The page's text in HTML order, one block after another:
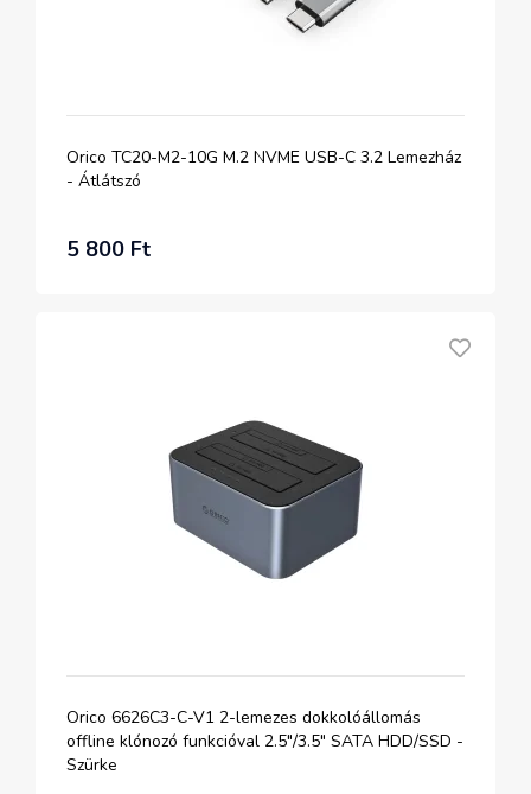
Orico TC20-M2-10G M.2 NVME USB-C 3.2 Lemezház
- Átlátszó
5 800 Ft
Orico 6626C3-C-V1 2-lemezes dokkolóállomás
offline klónozó funkcióval 2.5"/3.5" SATA HDD/SSD -
Szürke